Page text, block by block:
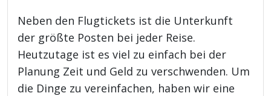
Neben den Flugtickets ist die Unterkunft
der größte Posten bei jeder Reise.
Heutzutage ist es viel zu einfach bei der
Planung Zeit und Geld zu verschwenden. Um
die Dinge zu vereinfachen, haben wir eine